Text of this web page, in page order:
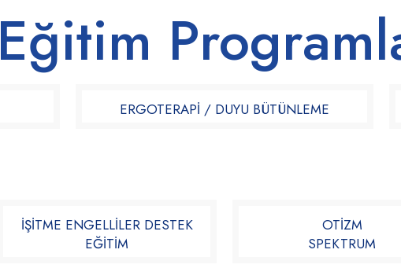
Eğitim
ERGOTERAPİ / DUYU BÜTÜNLEME​
İŞİTME ENGELLİLER DESTEK
EĞİTİM​
OTİZM
SPEKTRUM​